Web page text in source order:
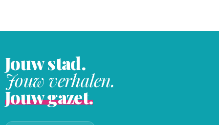
Lommelse Glasmarkt is
Jouw stad.
Jouw verhalen.
Jouw gazet.